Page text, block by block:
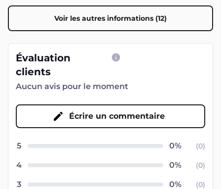
Voir les autres informations (12)
Évaluation
clients
Aucun avis pour le moment
Écrire un commentaire
5 (0)
4 (0)
3 (0)